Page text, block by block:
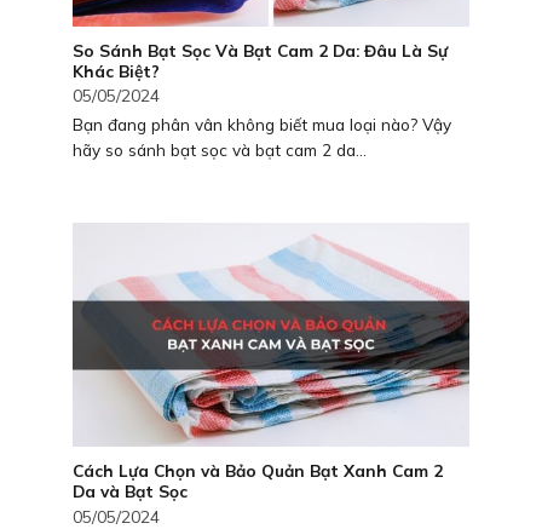
So Sánh Bạt Sọc Và Bạt Cam 2 Da: Đâu Là Sự
Khác Biệt?
05/05/2024
Bạn đang phân vân không biết mua loại nào? Vậy
hãy so sánh bạt sọc và bạt cam 2 da...
Cách Lựa Chọn và Bảo Quản Bạt Xanh Cam 2
Da và Bạt Sọc
05/05/2024